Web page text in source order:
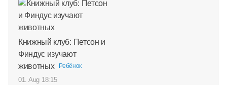
Книжный клуб: Петсон и
Финдус изучают
животных
Ребёнок
01. Aug 18:15